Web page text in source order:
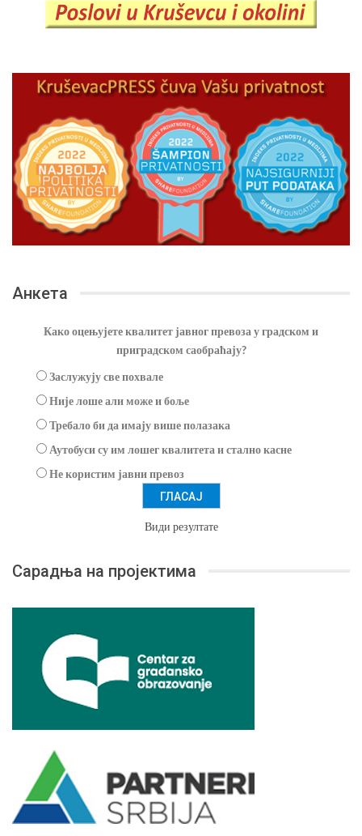
Анкета
Како оцењујете квалитет јавног превоза у градском и
приградском саобраћају?
Заслужују све похвале
Није лоше али може и боље
Требало би да имају више полазака
Аутобуси су им лошег квалитета и стално касне
Не користим јавни превоз
Види резултате
Сарадња на пројектима